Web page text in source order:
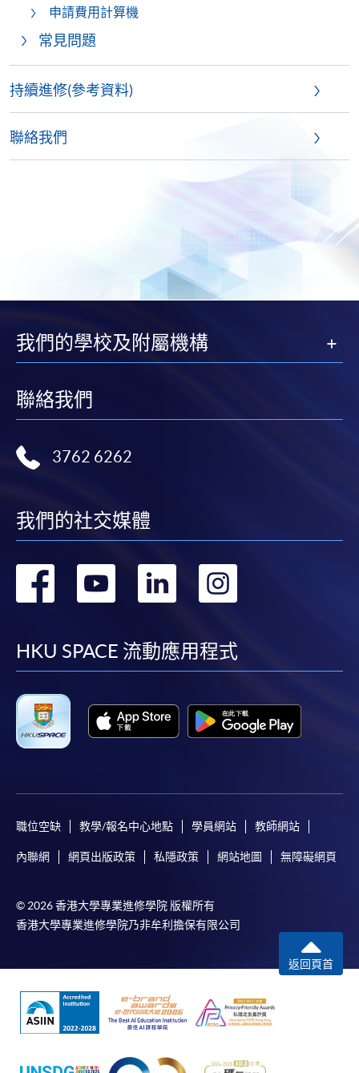
申請費用計算機
常見問題
持續進修(參考資料)
聯絡我們
我們的學校及附屬機構
聯絡我們
3762 6262
我們的社交媒體
轉
facebook
轉
youtube
轉
linkedin
HKU SPACE 流動應用程式
職位空缺 教學/報名中心地點 學員網站 教師網站
內聯網 網頁出版政策 私隱政策 網站地圖 無障礙網頁
© 2026 香港大學專業進修學院 版權所有
香港大學專業進修學院乃非牟利擔保有限公司
返回頁首